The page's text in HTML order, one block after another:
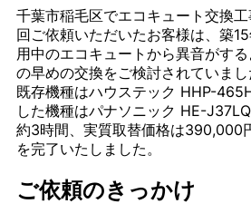
千葉市稲毛区でエコキュート交換
回ご依頼いただいたお客様は、築
用中のエコキュートから異音がす
の早めの交換をご検討されていまし
既存機種はハウステック HHP-
した機種はパナソニック HE-
約3時間、実質取替価格は390,000
を完了いたしました。
ご依頼のきっかけ